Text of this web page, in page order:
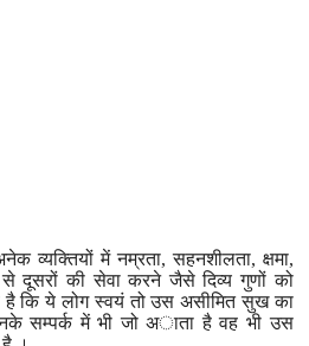
व्यक्तियों में नम्रता, सहनशीलता, क्षमा,
से दूसरों की सेवा करने जैसे दिव्य गुणों को
कि ये लोग स्वयं तो उस असीमित सुख का
सम्पर्क में भी जो अाता है वह भी उस